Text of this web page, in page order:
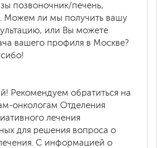
позвоночник/печень,
Можем ли мы получить вашу
или Вы можете
вашего профиля в Москве?
Рекомендуем обратиться на
онкологам Отделения
лечения
для решения вопроса о
С информацией о